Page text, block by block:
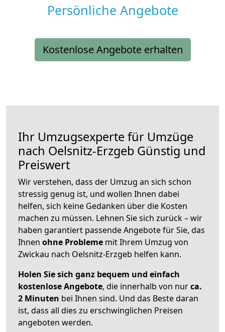
Persönliche Angebote
Kostenlose Angebote erhalten
Ihr Umzugsexperte für Umzüge
nach Oelsnitz-Erzgeb Günstig und
Preiswert
Wir verstehen, dass der Umzug an sich schon
stressig genug ist, und wollen Ihnen dabei
helfen, sich keine Gedanken über die Kosten
machen zu müssen. Lehnen Sie sich zurück – wir
haben garantiert passende Angebote für Sie, das
Ihnen ohne Probleme mit Ihrem Umzug von
Zwickau nach Oelsnitz-Erzgeb helfen kann.
Holen Sie sich ganz bequem und einfach
kostenlose Angebote, die innerhalb von nurca.
2 Minuten bei Ihnen sind. Und das Beste daran
ist, dass all dies zu erschwinglichen Preisen
angeboten werden.